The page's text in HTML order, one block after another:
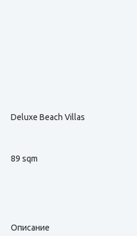
Deluxe Beach Villas
89 sqm
Описание